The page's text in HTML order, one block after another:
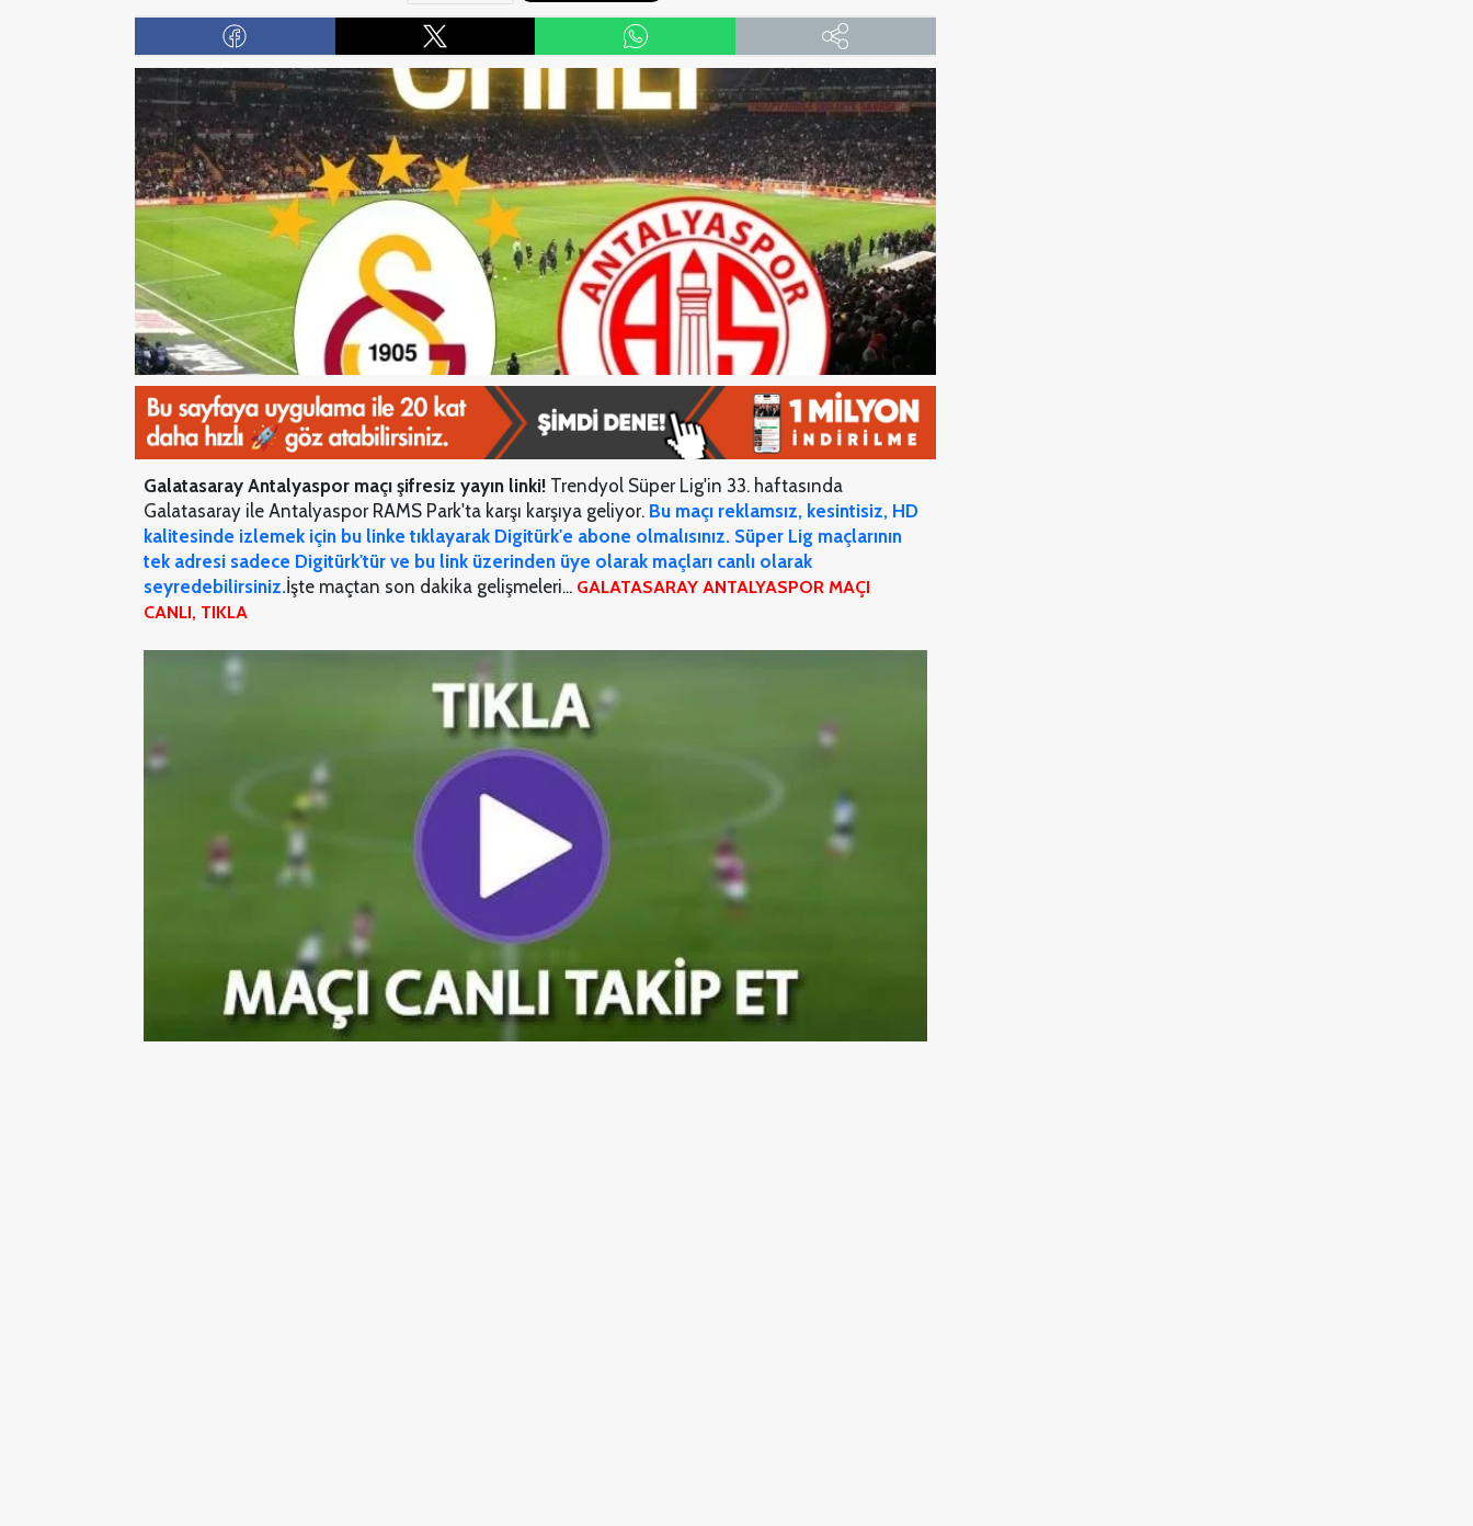
Galatasaray Antalyaspor maçı şifresiz yayın linki! Trendyol Süper Lig'in 33. haftasında
Galatasaray ile Antalyaspor RAMS Park'ta karşı karşıya geliyor. Bu maçı reklamsız, kesintisiz, HD
kalitesinde izlemek için bu linke tıklayarak Digitürk'e abone olmalısınız. Süper Lig maçlarının
tek adresi sadece Digitürk'tür ve bu link üzerinden üye olarak maçları canlı olarak
seyredebilirsiniz.İşte maçtan son dakika gelişmeleri... GALATASARAY ANTALYASPOR MAÇI
CANLI, TIKLA